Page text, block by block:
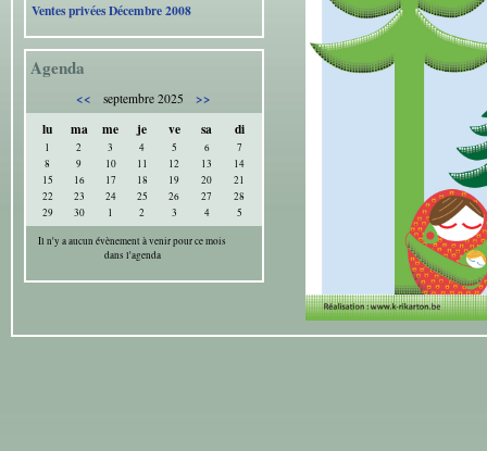
Ventes privées Décembre 2008
Agenda
<< septembre 2025
>>
lu
ma me je ve sa di
1 2 3 4 5 6
7
8
9 10 11 12 13
14
15
16 17 18 19 20
21
22
23 24 25 26 27
28
29
30 1 2 3 4
5
Il n'y a aucun évènement à venir pour ce mois
dans l'agenda